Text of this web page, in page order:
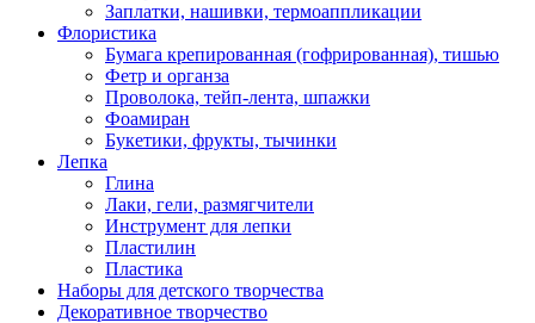
Заплатки, нашивки, термоаппликации
Флористика
Бумага крепированная (гофрированная), тишью
Фетр и органза
Проволока, тейп-лента, шпажки
Фоамиран
Букетики, фрукты, тычинки
Лепка
Глина
Лаки, гели, размягчители
Инструмент для лепки
Пластилин
Пластика
Наборы для детского творчества
Декоративное творчество